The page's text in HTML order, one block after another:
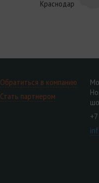
Краснодар
Обратиться в компанию
Стать партнером